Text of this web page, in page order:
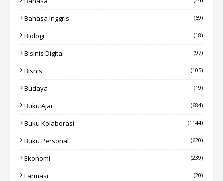
Bahasa Inggris (69)
Biologi (18)
Bisinis Digital (97)
Bisnis (105)
Budaya (19)
Buku Ajar (684)
Buku Kolaborasi (1144)
Buku Personal (620)
Ekonomi (239)
Farmasi (20)